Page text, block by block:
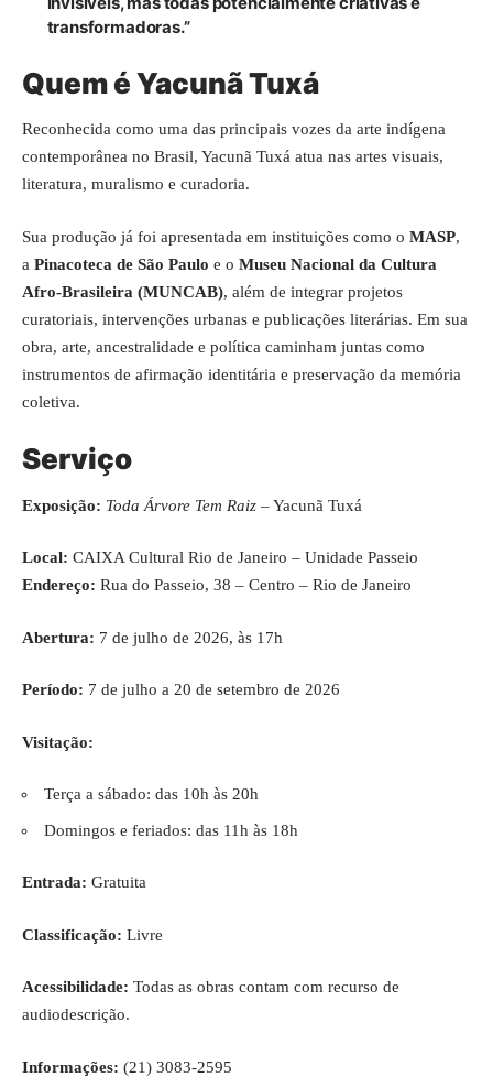
transformadoras.”
Quem é Yacunã Tuxá
Reconhecida como uma das principais vozes da arte indígena
contemporânea no Brasil, Yacunã Tuxá atua nas artes visuais,
literatura, muralismo e curadoria.
Sua produção já foi apresentada em instituições como o MASP,
a Pinacoteca de São Paulo e o Museu Nacional da Cultura
Afro-Brasileira (MUNCAB), além de integrar projetos
curatoriais, intervenções urbanas e publicações literárias. Em sua
obra, arte, ancestralidade e política caminham juntas como
instrumentos de afirmação identitária e preservação da memória
coletiva.
Serviço
Exposição: Toda Árvore Tem Raiz – Yacunã Tuxá
Local: CAIXA Cultural Rio de Janeiro – Unidade Passeio
Endereço: Rua do Passeio, 38 – Centro – Rio de Janeiro
Abertura: 7 de julho de 2026, às 17h
Período: 7 de julho a 20 de setembro de 2026
Visitação:
Terça a sábado: das 10h às 20h
Domingos e feriados: das 11h às 18h
Entrada: Gratuita
Classificação: Livre
Acessibilidade: Todas as obras contam com recurso de
audiodescrição.
Informações: (21) 3083-2595